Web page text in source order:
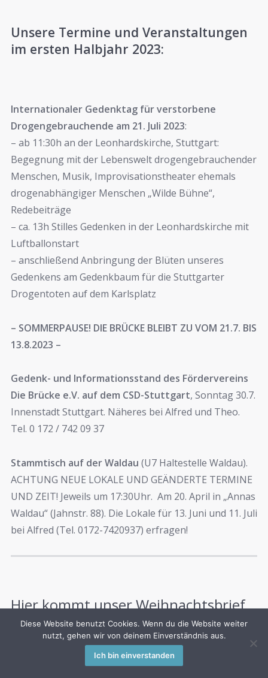
Unsere Termine und Veranstaltungen
im ersten Halbjahr 2023:
Internationaler Gedenktag für verstorbene
Drogengebrauchende am 21. Juli 2023:
– ab 11:30h an der Leonhardskirche, Stuttgart:
Begegnung mit der Lebenswelt drogengebrauchender
Menschen, Musik, Improvisationstheater ehemals
drogenabhängiger Menschen „Wilde Bühne“,
Redebeiträge
– ca. 13h Stilles Gedenken in der Leonhardskirche mit
Luftballonstart
– anschließend Anbringung der Blüten unseres
Gedenkens am Gedenkbaum für die Stuttgarter
Drogentoten auf dem Karlsplatz
– SOMMERPAUSE! DIE BRÜCKE BLEIBT ZU VOM 21.7. BIS
13.8.2023 –
Gedenk- und Informationsstand des Fördervereins
Die Brücke e.V. auf dem CSD-Stuttgart, Sonntag 30.7.
Innenstadt Stuttgart. Näheres bei Alfred und Theo.
Tel. 0 172 / 742 09 37
Stammtisch auf der Waldau (U7 Haltestelle Waldau).
ACHTUNG NEUE LOKALE UND GEÄNDERTE TERMINE
UND ZEIT! Jeweils um 17:30Uhr. Am 20. April in „Annas
Waldau“ (Jahnstr. 88). Die Lokale für 13. Juni und 11. Juli
bei Alfred (Tel. 0172-7420937) erfragen!
Hier kommt unser Weihnachtsbrief
aus der Brücke!
Es sind Schätze aus unserem Jahr, auch sehr
Diese Website benutzt Cookies. Wenn du die Website weiter
nutzt, gehen wir von deinem Einverständnis aus.
Ich bin einverstanden